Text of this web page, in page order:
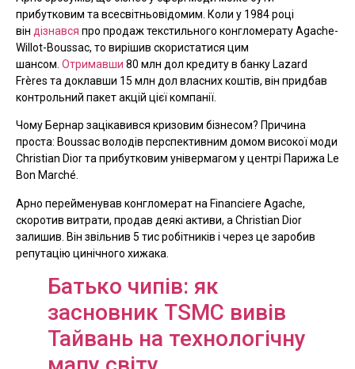
прибутковим та всесвітньовідомим. Коли у 1984 році
він дізнався про продаж текстильного конгломерату Agache-
Willot-Boussac, то вирішив скористатися цим
шансом. Отримавши 80 млн дол кредиту в банку Lazard
Frères та доклавши 15 млн дол власних коштів, він придбав
контрольний пакет акцій цієї компанії.
Чому Бернар зацікавився кризовим бізнесом? Причина
проста: Boussac володів перспективним домом високої моди
Christian Dior та прибутковим універмагом у центрі Парижа Le
Bon Marché.
Арно перейменував конгломерат на Financiere Agache,
скоротив витрати, продав деякі активи, а Christian Dior
залишив. Він звільнив 5 тис робітників і через це заробив
репутацію цинічного хижака.
Батько чипів: як
засновник TSMC вивів
Тайвань на технологічну